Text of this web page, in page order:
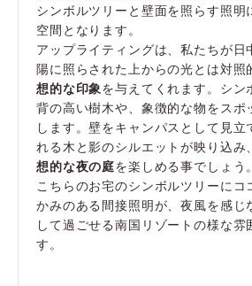
シンボルツリーと壁面を照らす照明
空間となります。
アップライティングは、私たちが日
陽に照らされた上からの光とは対照
想的な印象を与えてくれます。シン
背の高い樹木や、象徴的な物をスポ
します。壁をキャンパスとして見立
れる木と影のシルエットが映り込み
想的な夜の庭を楽しめる事でしょう。
こちらのお宅のシンボルツリーにコ
かみのある間接照明が、夜風を感じ
して過ごせる南国リゾートの様な雰
す。